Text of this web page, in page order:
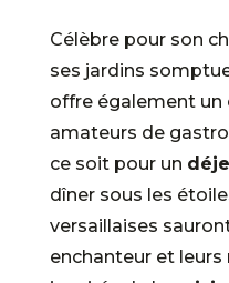
Célèbre pour son
ses jardins
offre également un
amateurs de
ce soit pour un
dîner sous les
versaillaises
enchanteur et